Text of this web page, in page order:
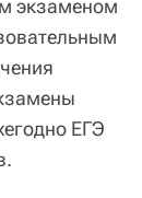
экзаменом
ЕГЭ